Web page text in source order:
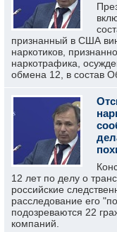
признанный в США
наркотиков,
наркотрафика,
обмена 12, в состав
12 лет по делу о
российские
расследование его
подозреваются 22
компаний.